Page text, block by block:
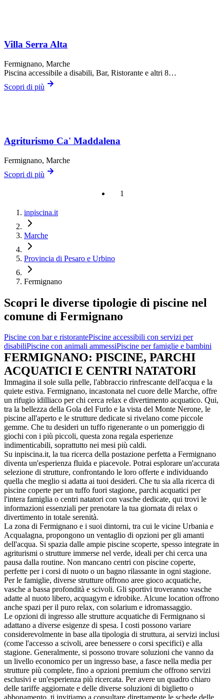
Villa Serra Alta
Fermignano, Marche
Piscina accessibile a disabili, Bar, Ristorante e altri 8…
Scopri di più
Agriturismo Ca' Maddalena
Fermignano, Marche
Scopri di più
1
inpiscina.it
Marche
Provincia di Pesaro e Urbino
Fermignano
Scopri le diverse tipologie di piscine nel
comune di Fermignano
Piscine con bar e ristorantePiscine accessibili con servizi per
disabiliPiscine con animali ammessiPiscine per famiglie e bambini
FERMIGNANO: PISCINE, PARCHI
ACQUATICI E CENTRI NATATORI
Immagina il sole sulla pelle, l'abbraccio rinfrescante dell'acqua e la
quiete estiva. Fermignano, incastonata nel cuore delle Marche, offre
un rifugio idilliaco per chi cerca relax e divertimento acquatico. Qui,
tra la bellezza della Gola del Furlo e la vista del Monte Nerone, le
piscine all'aperto e le strutture dedicate si rivelano come piccole
gemme. Che tu desideri un tuffo rigenerante o un pomeriggio di
giochi con i più piccoli, questa zona regala esperienze
indimenticabili, soprattutto nei mesi più caldi.
Su inpiscina.it, la tua ricerca della postazione perfetta a Fermignano
diventa un'esperienza fluida e piacevole. Potrai esplorare un'accurata
selezione di strutture, confrontando le loro offerte e individuando
quella che meglio si adatta ai tuoi desideri. Che tu sia alla ricerca di
piscine coperte per un tuffo fuori stagione, parchi acquatici per
l'intera famiglia o centri natatori con vasche dedicate, qui trovi le
informazioni essenziali per prenotare la tua giornata di relax o
divertimento in totale serenità.
La zona di Fermignano e i suoi dintorni, tra cui le vicine Urbania e
Acqualagna, propongono un ventaglio di opzioni per gli amanti
dell'acqua. Si spazia dalle ampie piscine scoperte, spesso integrate in
agriturismi o strutture immerse nel verde, ideali per chi cerca una
pausa dalla routine. Non mancano centri con piscine coperte,
perfette per i corsi di nuoto o un bagno rilassante in ogni stagione.
Per le famiglie, diverse strutture offrono aree gioco acquatiche,
vasche a bassa profondità e scivoli. Gli sportivi troveranno vasche
adatte al nuoto libero, acquagym e idrobike. Alcune location offrono
anche spazi per il puro relax, con solarium e idromassaggio.
Le opzioni di ingresso alle strutture acquatiche di Fermignano si
adattano a diverse esigenze di spesa. I costi possono variare
considerevolmente in base alla tipologia di struttura, ai servizi inclusi
(come l'accesso a scivoli, aree benessere o corsi specifici) e alla
stagione. Generalmente, si possono trovare soluzioni che vanno da
un livello economico per un ingresso base, a fasce nella media per
strutture più complete, fino a opzioni premium che offrono servizi
esclusivi e un'esperienza più ricercata. Per avere un quadro chiaro
delle tariffe aggiornate e delle diverse soluzioni di biglietto o